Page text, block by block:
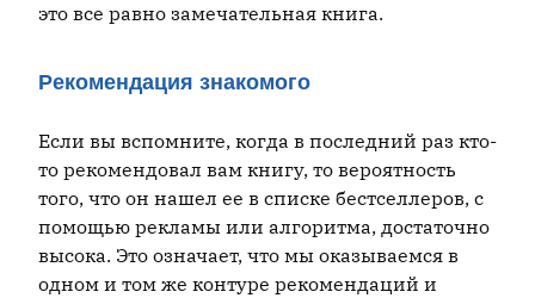
это все равно замечательная книга.
Рекомендация знакомого
Если вы вспомните, когда в последний раз кто-
то рекомендовал вам книгу, то вероятность
того, что он нашел ее в списке бестселлеров, с
помощью рекламы или алгоритма, достаточно
высока. Это означает, что мы оказываемся в
одном и том же контуре рекомендаций и